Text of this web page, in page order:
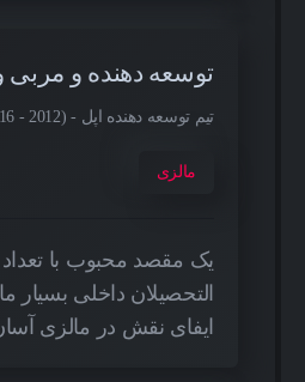
توسعه دهنده و
تیم توسعه دهنده اپل - (2012 - 2016)
مالزی
یک مقصد محبوب با تعداد
التحصیلان داخلی
ایفای نقش در مالزی